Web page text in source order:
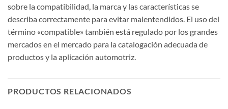
sobre la compatibilidad, la marca y las características se
describa correctamente para evitar malentendidos. El uso del
término «compatible» también está regulado por los grandes
mercados en el mercado para la catalogación adecuada de
productos y la aplicación automotriz.
PRODUCTOS RELACIONADOS